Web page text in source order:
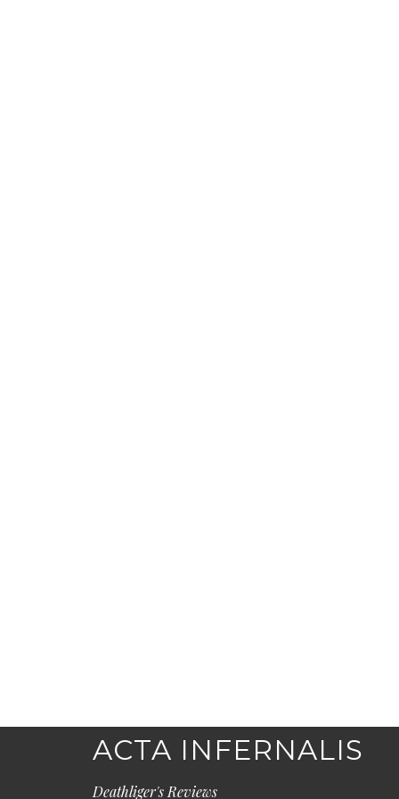
ACTA INFERNALIS
Deathliger's Reviews